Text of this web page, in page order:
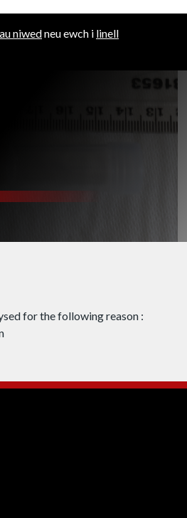
niwedneu ewch i linell
for the following reason :
WEDINOS